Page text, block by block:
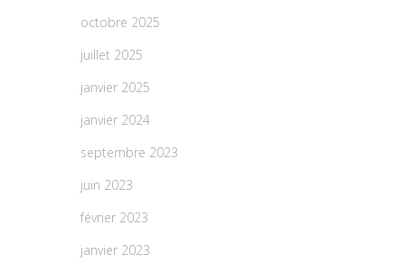
octobre 2025
juillet 2025
janvier 2025
janvier 2024
septembre 2023
juin 2023
février 2023
janvier 2023